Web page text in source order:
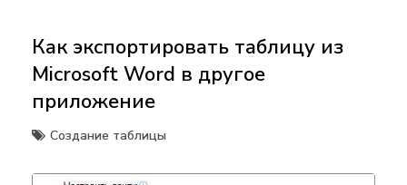
Как экспортировать таблицу из
Microsoft Word в другое
приложение
Создание таблицы